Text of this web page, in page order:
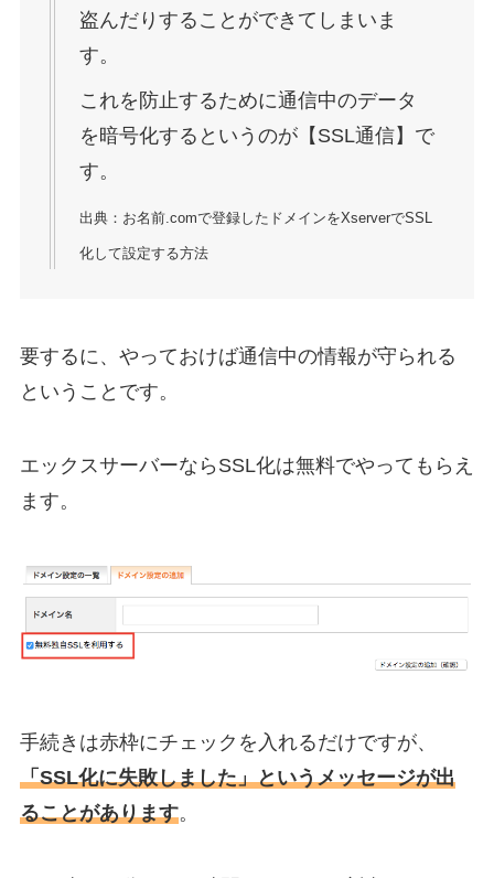
盗んだりすることができてしまいま
す。
これを防止するために通信中のデータ
を暗号化するというのが【SSL通信】で
す。
出典：お名前.comで登録したドメインをXserverでSSL
化して設定する方法
要するに、やっておけば通信中の情報が守られる
ということです。
エックスサーバーならSSL化は無料でやってもらえ
ます。
手続きは赤枠にチェックを入れるだけですが、
「SSL化に失敗しました」というメッセージが出
ることがあります。